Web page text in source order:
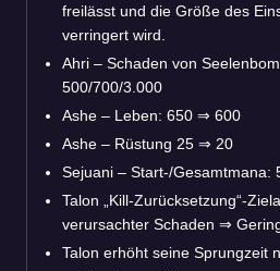
freilässt und die Größe des
verringert wird.
Ahri – Schaden von
500/700/3.000
Ashe – Leben: 650 ⇒ 600
Ashe – Rüstung 25 ⇒ 20
Sejuani – Start-/
Talon „Kill-Zurücksetzung“-
verursachter Schaden ⇒
Talon erhöht seine Sprungzeit